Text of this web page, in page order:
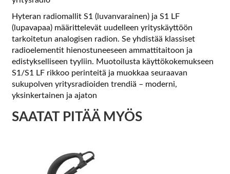
Hyteran radiomallit S1 (luvanvarainen) ja S1 LF
(lupavapaa) määrittelevät uudelleen yrityskäyttöön
tarkoitetun analogisen radion. Se yhdistää klassiset
radioelementit hienostuneeseen ammattitaitoon ja
edistykselliseen tyyliin. Muotoilusta käyttökokemukseen
S1/S1 LF rikkoo perinteitä ja muokkaa seuraavan
sukupolven yritysradioiden trendiä – moderni,
yksinkertainen ja ajaton
SAATAT PITÄÄ MYÖS